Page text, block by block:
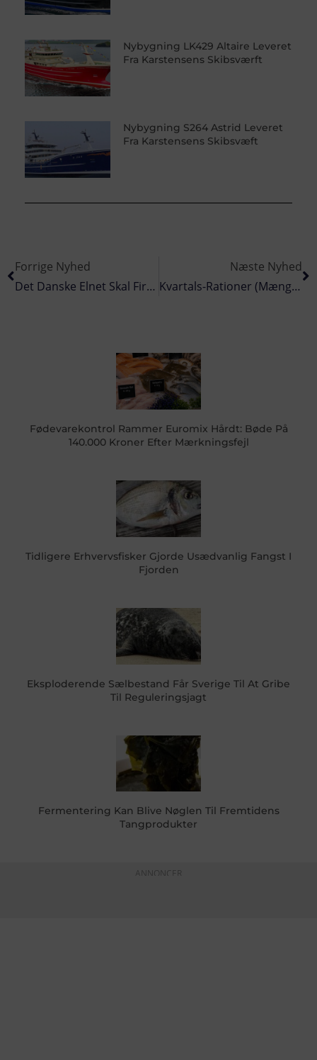
Nybygning LK429 Altaire Leveret
Fra Karstensens Skibsværft
Nybygning S264 Astrid Leveret
Fra Karstensens Skibsvæft
Forrige Nyhed
Det Danske Elnet Skal Firedoble Kapaciteten
Næste Nyhed
Kvartals-Rationer (mængder) For Mindre Aktive Fartøjer I 2023
Fødevarekontrol Rammer Euromix Hårdt: Bøde På
140.000 Kroner Efter Mærkningsfejl
Tidligere Erhvervsfisker Gjorde Usædvanlig Fangst I
Fjorden
Eksploderende Sælbestand Får Sverige Til At Gribe
Til Reguleringsjagt
Fermentering Kan Blive Nøglen Til Fremtidens
Tangprodukter
ANNONCER